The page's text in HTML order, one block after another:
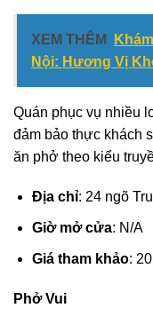
XEM THÊM
Nội: Hương Vị
Quán phục vụ nhiều
đảm bảo thực khách
ăn phở theo kiểu
Địa chỉ: 24 ngõ
Giờ mở cửa: N/A
Giá tham khảo:
Phở Vui